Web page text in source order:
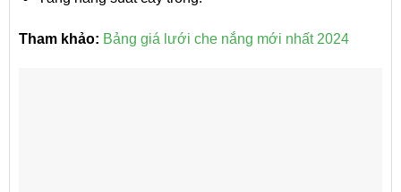
Tham khảo: Bảng giá lưới che nắng mới nhất 2024